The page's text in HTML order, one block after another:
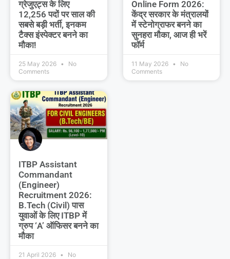
ग्रेजुएट्स के लिए
12,256 पदों पर साल की
सबसे बड़ी भर्ती, इनकम
टैक्स इंस्पेक्टर बनने का
मौका!
25 May 2026
No
Comments
Online Form 2026:
केंद्र सरकार के मंत्रालयों
में स्टेनोग्राफर बनने का
सुनहरा मौका, आज ही भरें
फॉर्म
11 May 2026
No
Comments
ITBP Assistant
Commandant
(Engineer)
Recruitment 2026:
B.Tech (Civil) पास
युवाओं के लिए ITBP में
ग्रुप ‘A’ ऑफिसर बनने का
मौका
21 April 2026
No